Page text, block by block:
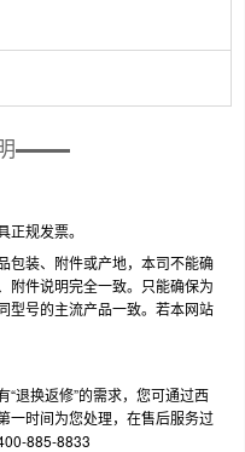
规发票。
包装、附件或产地，本司不能确
附件说明完全一致。只能确保为
型号的主流产品一致。若本网站
退换返修”的需求，您可通过西
一时间为您处理，在售后服务过
885-8833